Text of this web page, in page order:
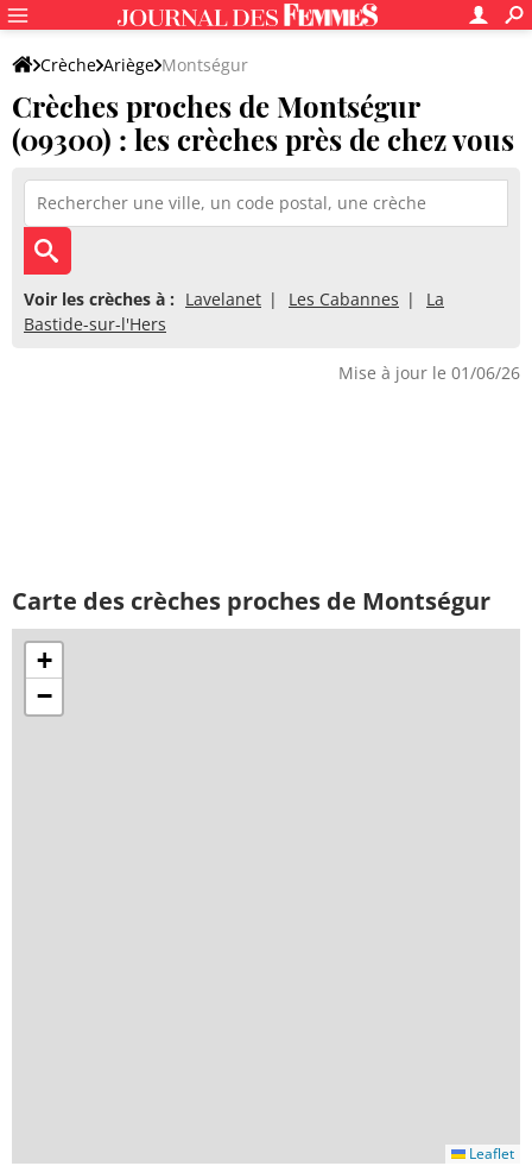
Crèche Ariège Montségur
Crèches proches de Montségur
(09300) : les crèches près de chez vous
Voir les crèches à : Lavelanet Les Cabannes
La
Bastide-sur-l'Hers
Mise à jour le 01/06/26
Carte des crèches proches de Montségur
+
−
Leaflet